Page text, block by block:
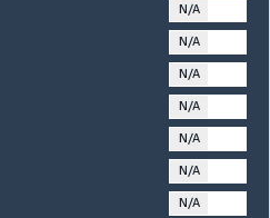
N/A
N/A
N/A
N/A
N/A
N/A
N/A